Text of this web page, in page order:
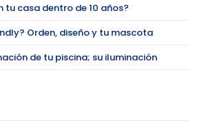
tu casa dentro de 10 años?
Orden, diseño y tu mascota
de tu piscina; su iluminación